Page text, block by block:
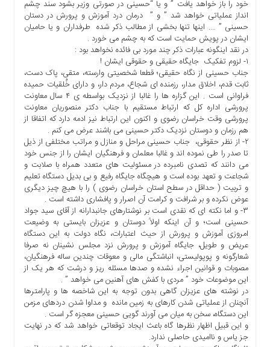
نمونه
تعرفه
درباره
چند
رسانه
ارتباط
برگه
نمونه
تعرفه
درباره
خود را باز خواهد یافت ” و یا “حسینی در صورتی وزیر بشود سند چشم
انداز عملیاتی خواهد شد ” و ” درمان درد آموزش و پرورش در دستان
حسینی ” …. اینها تنها بخشی از مطالب ذکر شده طرفداران و یا حامیان
ایشان در پویش حمایت است که به چشم می خورد .
در نقد اینگونه عبارات ذکر چند مورد بی فائده نخواهد بود :
۱- لزوم تفکیک جایگاه حقیقی و حقوقی ایشان !
جناب حسینی از نگاه حقیقی؛ قطعا شخصیتی وارسته، متقی، پاک دست،
ثابت قدم، اخلاق مدار، رزمنده ای شجاع، مردم دار، و دارای خُلقیات حمیده
فراوانی است . این گزاره ها را غالبا از نزدیک بواسطه ی ۴ سال معاونت
پرورشی اداره کل که ارتباط مستقیم با جناب دکتر منصوریان معاونت
پرورشی وقت خراسان رضوی و اکنون این ارتباط نیز ادمه دارد که اتفاقا از
هم رزمان و دوستان نزدیک دکتر حسینی می باشند عرض می کنم .
۲- از نظر حقوقی، جناب حسینی مراحل و منازل و مراتب مختلفی از ذیل
تا صدر را طی نموده اند و غالبا معلمان و فرهنگیان ایشان را از جنس خود
می دانند که تصدی نامبرده در مسئولیت های متعدد همراه با صلابت و
شجاعت و تعهد بوده است و هیچگاه جایگاه رفیع و بی بدیل دستگاه تعلیم
و تربیت ( حداقل در سطح استان خراسان رضوی ) را با هیچ چیز دیگری
عوض نکرده و بر شرافت و کرامت آن اصرار و پافشاری داشته است .
۳- و اما نکته ای که نقدی است بر نوشتارهای جانبدارانه از آقای سید جواد
حسینی است؛ و آن اینکه اولاً دوستان و عزیزان بایستی به وضیعت
امروزی آموزش و‌ پرورش از حیث اعتبارات، نگاه دولت به این دستگاه
عریض و طویل، جایگاه آموزش و پرورش نزد مجلس نشینان نه صرفا
شعارگونه و پوپولیستی، انباشتگی مالی و معوقات چندین ساله فرهنگیان،
مصوبات و قوانین اجراء نشده و صدها مسئله ریز و درشت که هر یک از
این موضوعات خود ” مردی با کفش های آهنین می خواهد ” .
در نوشته های عزیزان گاهی بدون توجه به این شاخصه ها و پارامترها
آنچنان از عملیاتی شدن کارهای به زمین مانده و مداوا شدن دردهای مزمن
این دستگاه، سخن به میان می آورند گویی حسینی معجزه گر است .
و این قبیل اظهار نظرها گاه باعث ایجاد توقعاتی خواهد شد که در نهایت
جز یاس و ناامیدی حاصلی ندارد.